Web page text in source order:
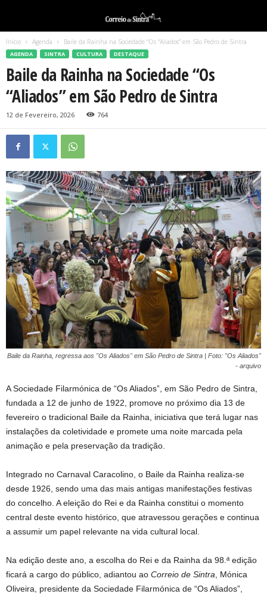
Início Agenda Baile da Rainha na Sociedade “Os “Aliados” em São Pedro de Sintra
AGENDA SINTRA CULTURA DESTAQUE
Baile da Rainha na Sociedade “Os
“Aliados” em São Pedro de Sintra
12 de Fevereiro, 2026 764
Baile da Rainha, regressa aos "Os Aliados" em São Pedro de Sintra | Foto: "Os Aliados"
- arquivo
A Sociedade Filarmónica de “Os Aliados”, em São Pedro de Sintra,
fundada a 12 de junho de 1922, promove no próximo dia 13 de
fevereiro o tradicional Baile da Rainha, iniciativa que terá lugar nas
instalações da coletividade e promete uma noite marcada pela
animação e pela preservação da tradição.
Integrado no Carnaval Caracolino, o Baile da Rainha realiza-se
desde 1926, sendo uma das mais antigas manifestações festivas
do concelho. A eleição do Rei e da Rainha constitui o momento
central deste evento histórico, que atravessou gerações e continua
a assumir um papel relevante na vida cultural local.
Na edição deste ano, a escolha do Rei e da Rainha da 98.ª edição
ficará a cargo do público, adiantou ao Correio de Sintra , Mónica
Oliveira, presidente da Sociedade Filarmónica de “Os Aliados”,